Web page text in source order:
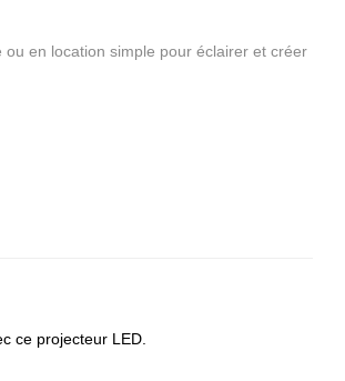
en location simple pour éclairer et créer
ce projecteur LED.